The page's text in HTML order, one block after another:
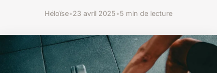
Héloïse•23 avril 2025•5 min de lecture